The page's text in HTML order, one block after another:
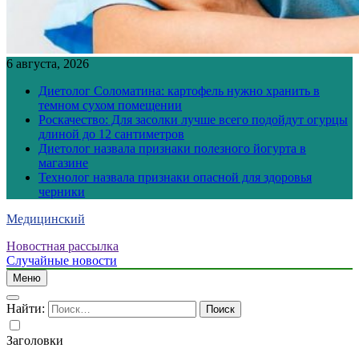
6 августа, 2026
Диетолог Соломатина: картофель нужно хранить в
темном сухом помещении
Роскачество: Для засолки лучше всего подойдут огурцы
длиной до 12 сантиметров
Диетолог назвала признаки полезного йогурта в
магазине
Технолог назвала признаки опасной для здоровья
черники
Медицинский
Новостная рассылка
Случайные новости
Меню
Найти:
Заголовки